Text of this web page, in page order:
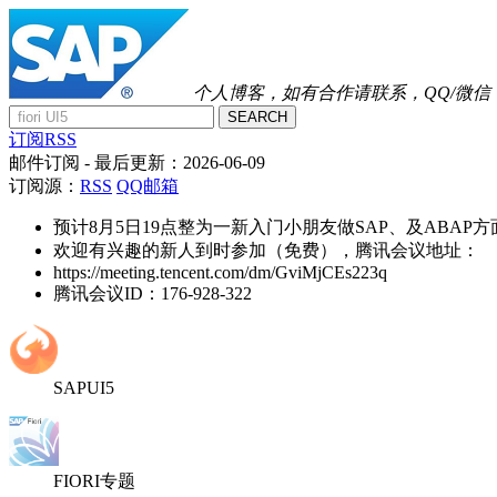
个人博客，如有合作请联系，QQ/微信
SEARCH
订阅RSS
邮件订阅 - 最后更新： 2026-06-09
订阅源： RSS QQ邮箱
预计8月5日19点整为一新入门小朋友做SAP、及ABAP方
欢迎有兴趣的新人到时参加（免费），腾讯会议地址：
https://meeting.tencent.com/dm/GviMjCEs223q
腾讯会议ID：176-928-322
SAPUI5
FIORI专题